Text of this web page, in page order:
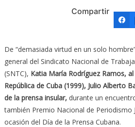
Compartir
De “demasiada virtud en un solo
general del Sindicato Nacional de
(SNTC), Katia María Rodríguez Ramos,
República de Cuba (1999), Julio Alberto
de la prensa insular, durante un
también Premio Nacional de Periodismo
ocasión del Día de la Prensa Cubana.